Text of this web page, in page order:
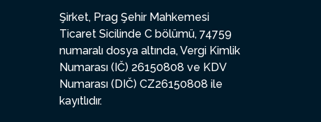
Şirket, Prag Şehir Mahkemesi
Ticaret Sicilinde C bölümü, 74759
numaralı dosya altında, Vergi Kimlik
Numarası (IČ) 26150808 ve KDV
Numarası (DIČ) CZ26150808 ile
kayıtlıdır.